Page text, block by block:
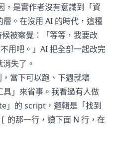
是實作者沒有意識到「資
。在沒用 AI 的時代，這種
被察覺：「等等，我要改
用吧。」AI 把全部一起改完
失了。
當下可以跑、下週就壞
」來省事。我看過有人做
」的 script，邏輯是「找到
的那一行，讀下面 N 行，在